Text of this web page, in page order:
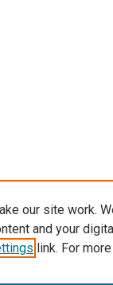
our site work.
and your
link. For